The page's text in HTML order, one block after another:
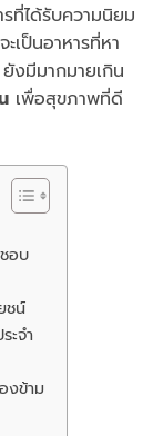
ที่ได้รับความนิยม
เป็นอาหารที่หา
ยังมีมากมายเกิน
เพื่อสุขภาพที่ดี
อบ
ชน์
ะจำ
งข้าม